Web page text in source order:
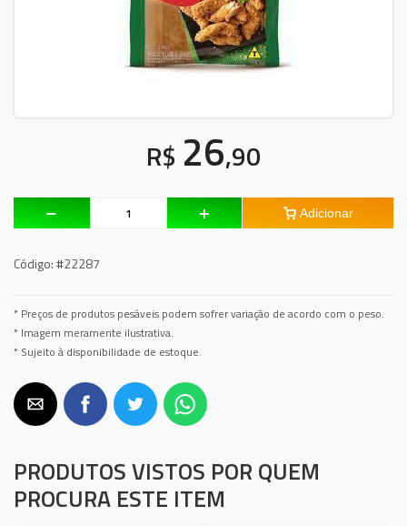
R$ 26,90
Adicionar
Código:#22287
* Preços de produtos pesáveis podem sofrer variação de acordo com o peso.
* Imagem meramente ilustrativa.
* Sujeito à disponibilidade de estoque.
PRODUTOS VISTOS POR QUEM
PROCURA ESTE ITEM